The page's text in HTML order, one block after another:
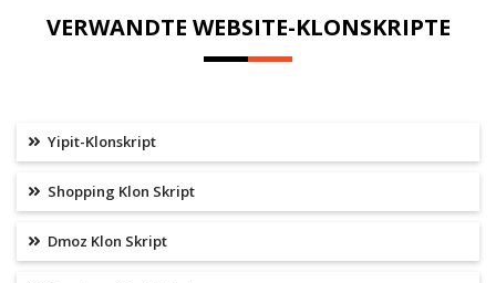
VERWANDTE WEBSITE-KLONSKRIPTE
Yipit-Klonskript
Shopping Klon Skript
Dmoz Klon Skript